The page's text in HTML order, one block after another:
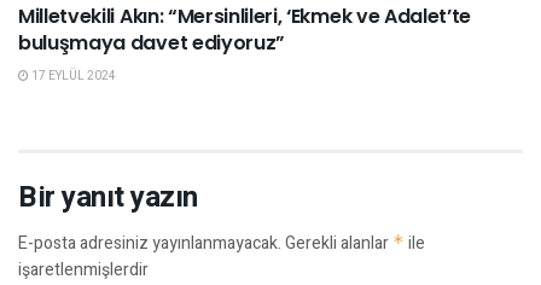
Milletvekili Akın: “Mersinlileri, ‘Ekmek ve Adalet’te
buluşmaya davet ediyoruz”
17 EYLÜL 2024
Bir yanıt yazın
E-posta adresiniz yayınlanmayacak.Gerekli alanlar * ile
işaretlenmişlerdir